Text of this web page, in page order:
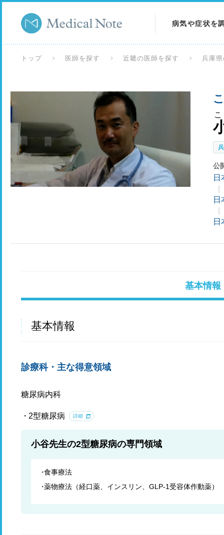
病気や症状を
検査を調べる
トップ 医師を探す 近畿の医師を探す 兵庫
公
日
日
日
基本情報
基本情報
診療科・主な得意領域
糖尿病内科
2型糖尿病 詳細
小谷先生の2型糖尿病の専門領域
食事療法
薬物療法（経口薬、インスリン、GLP-1受容体作動薬）